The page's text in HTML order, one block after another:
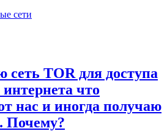
сети
сеть TOR для доступа
что
нас и иногда получаю
Почему?